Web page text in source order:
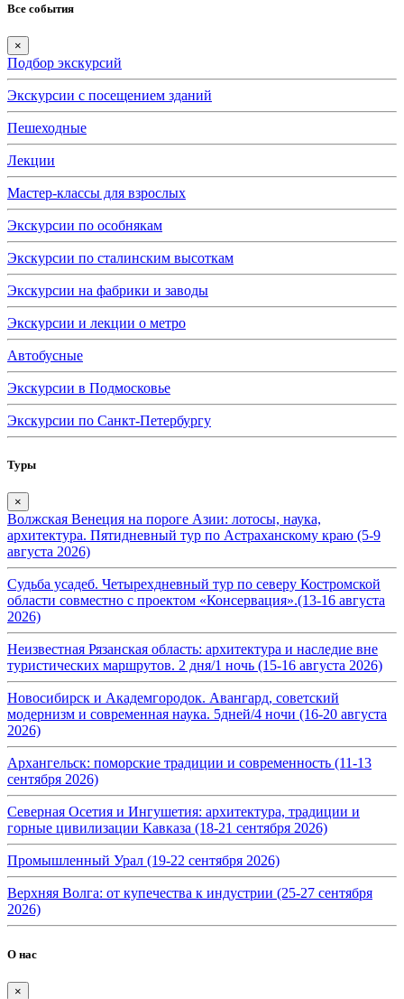
Все события
×
Подбор экскурсий
Экскурсии с посещением зданий
Пешеходные
Лекции
Мастер-классы для взрослых
Экскурсии по особнякам
Экскурсии по сталинским высоткам
Экскурсии на фабрики и заводы
Экскурсии и лекции о метро
Автобусные
Экскурсии в Подмосковье
Экскурсии по Санкт-Петербургу
Туры
×
Волжская Венеция на пороге Азии: лотосы, наука,
архитектура. Пятидневный тур по Астраханскому краю (5-9
августа 2026)
Судьба усадеб. Четырехдневный тур по северу Костромской
области совместно с проектом «Консервация».(13-16 августа
2026)
Неизвестная Рязанская область: архитектура и наследие вне
туристических маршрутов. 2 дня/1 ночь (15-16 августа 2026)
Новосибирск и Академгородок. Авангард, советский
модернизм и современная наука. 5дней/4 ночи (16-20 августа
2026)
Архангельск: поморские традиции и современность (11-13
сентября 2026)
Северная Осетия и Ингушетия: архитектура, традиции и
горные цивилизации Кавказа (18-21 сентября 2026)
Промышленный Урал (19-22 сентября 2026)
Верхняя Волга: от купечества к индустрии (25-27 сентября
2026)
О нас
×